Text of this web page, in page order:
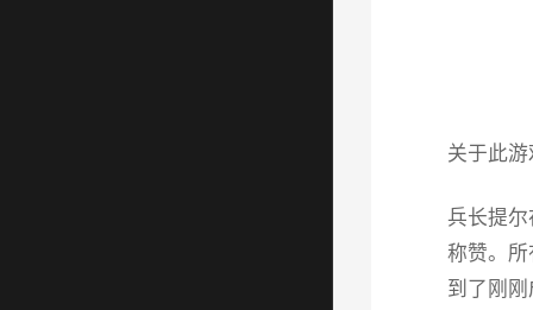
关于此游
兵长提
称赞。
到了刚